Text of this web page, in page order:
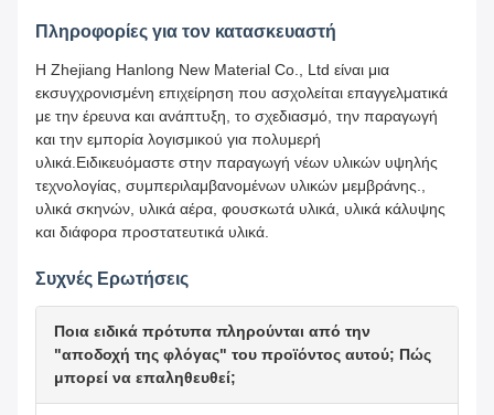
Πληροφορίες για τον κατασκευαστή
Η Zhejiang Hanlong New Material Co., Ltd είναι μια
εκσυγχρονισμένη επιχείρηση που ασχολείται επαγγελματικά
με την έρευνα και ανάπτυξη, το σχεδιασμό, την παραγωγή
και την εμπορία λογισμικού για πολυμερή
υλικά.Ειδικευόμαστε στην παραγωγή νέων υλικών υψηλής
τεχνολογίας, συμπεριλαμβανομένων υλικών μεμβράνης.,
υλικά σκηνών, υλικά αέρα, φουσκωτά υλικά, υλικά κάλυψης
και διάφορα προστατευτικά υλικά.
Συχνές Ερωτήσεις
Ποια ειδικά πρότυπα πληρούνται από την
"αποδοχή της φλόγας" του προϊόντος αυτού; Πώς
μπορεί να επαληθευθεί;